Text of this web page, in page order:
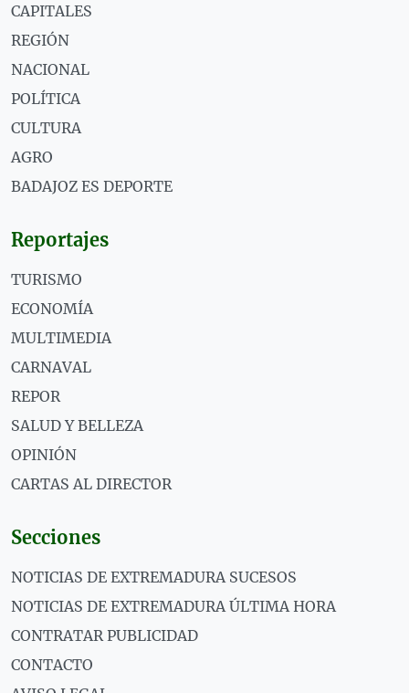
CAPITALES
REGIÓN
NACIONAL
POLÍTICA
CULTURA
AGRO
BADAJOZ ES DEPORTE
Reportajes
TURISMO
ECONOMÍA
MULTIMEDIA
CARNAVAL
REPOR
SALUD Y BELLEZA
OPINIÓN
CARTAS AL DIRECTOR
Secciones
NOTICIAS DE EXTREMADURA SUCESOS
NOTICIAS DE EXTREMADURA ÚLTIMA HORA
CONTRATAR PUBLICIDAD
CONTACTO